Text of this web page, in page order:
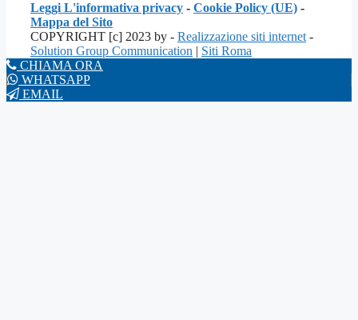
Leggi L'informativa privacy - Cookie Policy (UE) -
Mappa del Sito
COPYRIGHT [c] 2023 by - Realizzazione siti internet -
Solution Group Communication | Siti Roma
CHIAMA ORA
WHATSAPP
EMAIL